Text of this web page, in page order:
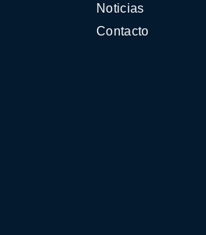
Noticias
Contacto